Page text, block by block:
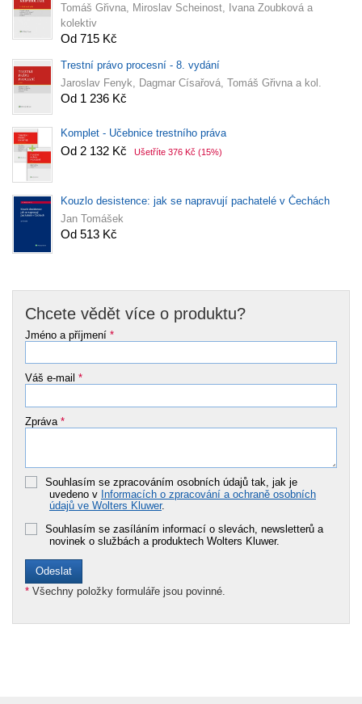
Tomáš Gřivna, Miroslav Scheinost, Ivana Zoubková a
kolektiv
Od 715 Kč
Trestní právo procesní - 8. vydání
Jaroslav Fenyk, Dagmar Císařová, Tomáš Gřivna a kol.
Od 1 236 Kč
Komplet - Učebnice trestního práva
Od 2 132 Kč Ušetříte 376 Kč (15%)
Kouzlo desistence: jak se napravují pachatelé v Čechách
Jan Tomášek
Od 513 Kč
Chcete vědět více o produktu?
Jméno a příjmení *
Váš e-mail *
Zpráva *
Souhlasím se zpracováním osobních údajů tak, jak je
uvedeno v Informacích o zpracování a ochraně osobních
údajů ve Wolters Kluwer.
Souhlasím se zasíláním informací o slevách, newsletterů a
novinek o službách a produktech Wolters Kluwer.
* Všechny položky formuláře jsou povinné.